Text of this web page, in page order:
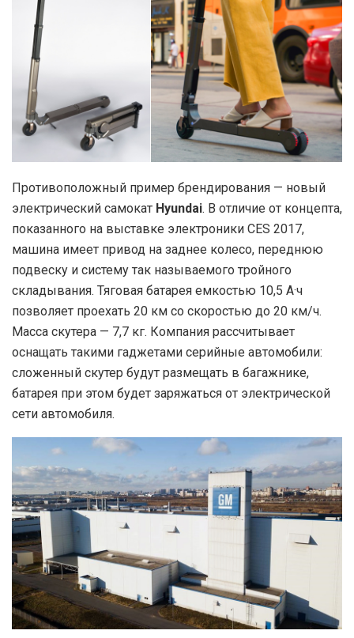
Противоположный пример брендирования — новый
электрический самокат Hyundai. В отличие от концепта,
показанного на выставке электроники CES 2017,
машина имеет привод на заднее колесо, переднюю
подвеску и систему так называемого тройного
складывания. Тяговая батарея емкостью 10,5 А·ч
позволяет проехать 20 км со скоростью до 20 км/ч.
Масса скутера — 7,7 кг. Компания рассчитывает
оснащать такими гаджетами серийные автомобили:
сложенный скутер будут размещать в багажнике,
батарея при этом будет заряжаться от электрической
сети автомобиля.